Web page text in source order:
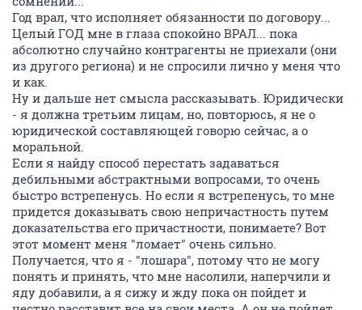
Год врал, что исполняет обязанности по договору...
Целый ГОД мне в глаза спокойно ВРАЛ... пока
абсолютно случайно контрагенты не приехали (они
из другого региона) и не спросили лично у меня что
и как.
Ну и дальше нет смысла рассказывать. Юридически
- я должна третьим лицам, но, повторюсь, я не о
юридической составляющей говорю сейчас, а о
моральной.
Если я найду способ перестать задаваться
дебильными абстрактными вопросами, то очень
быстро встрепенусь. Но если я встрепенусь, то мне
придется доказывать свою непричастность путем
доказательства его причастности, понимаете? Вот
этот момент меня "ломает" очень сильно.
Получается, что я - "лошара", потому что не могу
понять и принять, что мне насолили, наперчили и
яду добавили, а я сижу и жду пока он пойдет и